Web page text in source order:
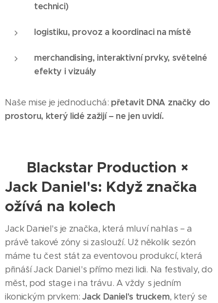
technici)
logistiku, provoz a koordinaci na místě
merchandising, interaktivní prvky, světelné
efekty i vizuály
Naše mise je jednoduchá: přetavit DNA značky do
prostoru, který lidé zažijí – ne jen uvidí.
🥃 Blackstar Production ×
Jack Daniel's: Když značka
ožívá na kolech
Jack Daniel's je značka, která mluví nahlas – a
právě takové zóny si zaslouží. Už několik sezón
máme tu čest stát za eventovou produkcí, která
přináší Jack Daniel's přímo mezi lidi. Na festivaly, do
měst, pod stage i na trávu. A vždy s jedním
ikonickým prvkem:Jack Daniel's truckem, který se